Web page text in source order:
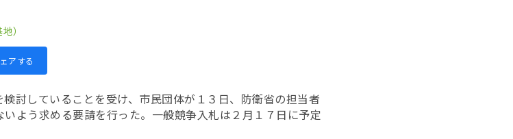
）
アする
討していることを受け、市民団体が１３日、防衛省の担当者
よう求める要請を行った。一般競争入札は ２月１７日に予定